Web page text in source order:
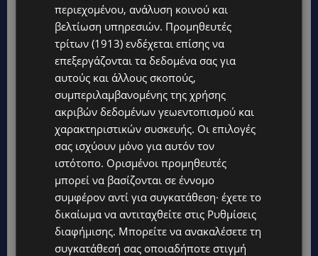
περιεχομένου, ανάλυση κοινού και
βελτίωση υπηρεσιών. Προμηθευτές
τρίτων (1913) ενδέχεται επίσης να
επεξεργάζονται τα δεδομένα σας για
αυτούς και άλλους σκοπούς,
συμπεριλαμβανομένης της χρήσης
ακριβών δεδομένων γεωεντοπισμού και
χαρακτηριστικών συσκευής. Οι επιλογές
σας ισχύουν μόνο για αυτόν τον
ιστότοπο. Ορισμένοι προμηθευτές
μπορεί να βασίζονται σε έννομο
συμφέρον αντί για συγκατάθεση· έχετε το
δικαίωμα να αντιταχθείτε στις Ρυθμίσεις
διαφήμισης. Μπορείτε να ανακαλέσετε τη
συγκατάθεσή σας οποιαδήποτε στιγμή